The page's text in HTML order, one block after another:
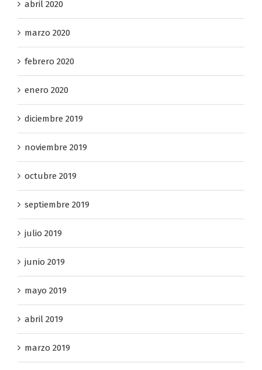
abril 2020
marzo 2020
febrero 2020
enero 2020
diciembre 2019
noviembre 2019
octubre 2019
septiembre 2019
julio 2019
junio 2019
mayo 2019
abril 2019
marzo 2019